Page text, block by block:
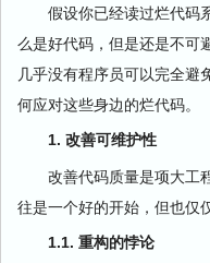
假设你已经读过烂代码
么是好代码，但是还是不可
几乎没有程序员可以完全避
何应对这些身边的烂代码。
1. 改善可维护性
改善代码质量是项大工
往是一个好的开始，但也仅
1.1. 重构的悖论